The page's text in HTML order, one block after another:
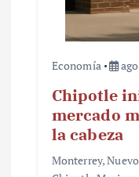
Economía
Chipotle
mercado
la cabeza
Monterrey,